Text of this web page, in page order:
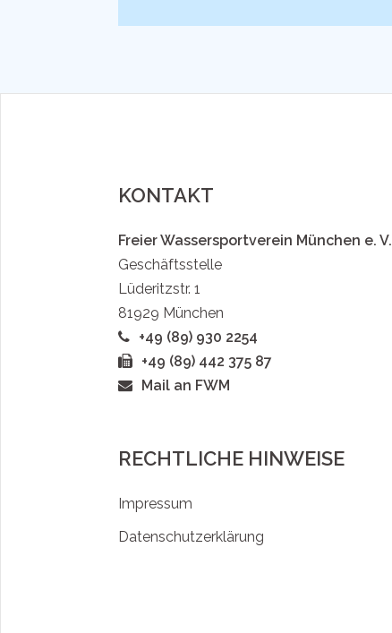
KONTAKT
Freier Wassersportverein München e. V.
Geschäftsstelle
Lüderitzstr. 1
81929 München
+49 (89) 930 2254
+49 (89) 442 375 87
Mail an FWM
RECHTLICHE HINWEISE
Impressum
Datenschutzerklärung